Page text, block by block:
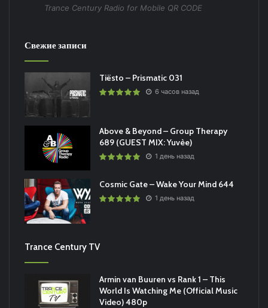
Trance Century Radio for Mobile QR CODE
Свежие записи
Tiësto – Prismatic 031
6 часов назад
Above & Beyond – Group Therapy
689 (GUEST MIX: Yuvèe)
1 день назад
Cosmic Gate – Wake Your Mind 644
1 день назад
Trance Century TV
Armin van Buuren vs Rank 1 – This
World Is Watching Me (Official Music
Video) 480p